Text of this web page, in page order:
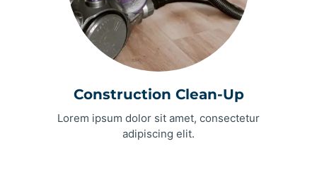
Construction Clean-Up
Lorem ipsum dolor sit amet, consectetur
adipiscing elit.